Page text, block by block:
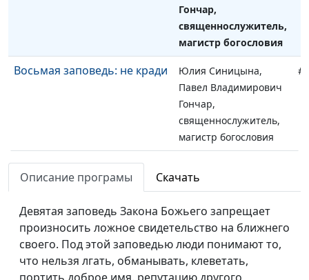
Гончар,
священнослужитель,
магистр богословия
Восьмая заповедь: не кради
Юлия Синицына,
Павел Владимирович
Гончар,
священнослужитель,
магистр богословия
Седьмая заповедь: не
прелюбодействуй
Павел Владимирович
священнослужитель,
магистр богословия
Шестая заповедь: не
убивай
Юлия Синицына,
Павел Владимирович
Описание програмы Скачать
Девятая заповедь Закона Божьего запрещает
произносить ложное свидетельство на ближнего
своего. Под этой заповедью люди понимают то,
что нельзя лгать, обманывать, клеветать,
портить доброе имя, репутацию другого